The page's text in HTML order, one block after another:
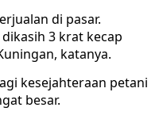
di pasar.
3 krat kecap
katanya.
kesejahteraan petani
besar.